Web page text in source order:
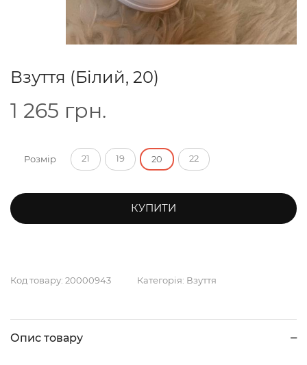
Взуття (Білий, 20)
1 265 грн.
Розмір 21 19 20 22
КУПИТИ
Код товару: 20000943 Категорія: Взуття
Опис товару